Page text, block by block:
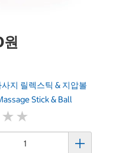
지 릴렉스틱 & 지압볼
Stick & Ball
★ ★
★ ★